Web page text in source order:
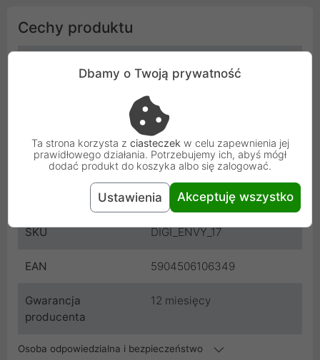
Cechy produktu
J180CA / 17-J029NR / M7-
J00
Producent HP
DIGI_ENVY_17
SKU DIGI_ENVY_17
EAN 5904506106349
Gwarancja
producenta
12 miesięcy
Osoba odpowiedzialna i bezpieczeństwo
Dbamy o Twoją prywatność
Ta strona korzysta z ciasteczek w celu zapewnienia jej
prawidłowego działania. Potrzebujemy ich, abyś mógł
dodać produkt do koszyka albo się zalogować.
Ustawienia Akceptuję wszystko